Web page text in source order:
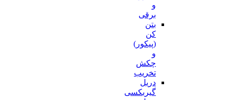
(پیکور)
چکش
تخریب
دریل
گیربکسی